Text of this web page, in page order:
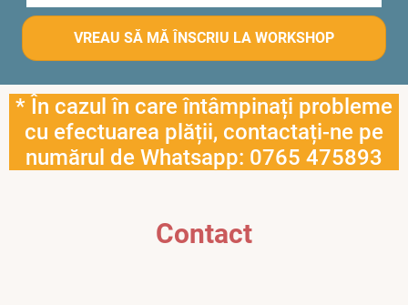
VREAU SĂ MĂ ÎNSCRIU LA WORKSHOP
* În cazul în care întâmpinați probleme
cu efectuarea plății, contactați-ne pe
numărul de Whatsapp: 0765 475893
Contact